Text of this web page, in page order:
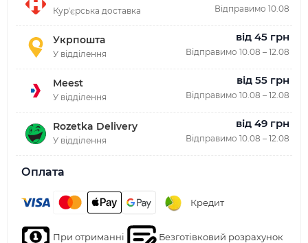
Курʼєрська доставка Відправимо 10.08
Укрпошта
У відділення
від 45 грн
Відправимо 10.08 – 12.08
Meest
У відділення
від 55 грн
Відправимо 10.08 – 12.08
Rozetka Delivery
У відділення
від 49 грн
Відправимо 10.08 – 12.08
Оплата
Кредит
При отриманні Безготівковий розрахунок